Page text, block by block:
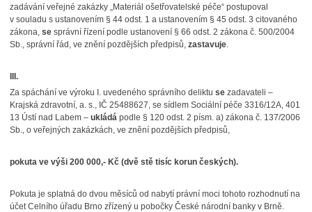
zadávání veřejné zakázky „Materiál ošetřovatelské péče“ postupoval
v souladu s ustanovením § 44 odst. 1 a ustanovením § 45 odst. 3 citovaného
zákona, sesprávní řízení podle ustanovení § 66 odst. 2 zákona č. 500/2004
Sb., správní řád, ve znění pozdějších předpisů, zastavuje.
III.
Za spáchání ve výroku I. uvedeného správního deliktu sezadavateli –
Krajská zdravotní, a. s., IČ 25488627, se sídlem Sociální péče 3316/12A, 401
13 Ústí nad Labem – ukládápodle § 120 odst. 2 písm. a) zákona č. 137/2006
Sb., o veřejných zakázkách, ve znění pozdějších předpisů,
pokuta ve výši 200 000,- Kč (dvě stě tisíc korun českých).
Pokuta je splatná do dvou měsíců od nabytí právní moci tohoto rozhodnutí na
účet Celního úřadu Brno zřízený u pobočky České národní banky v Brně.